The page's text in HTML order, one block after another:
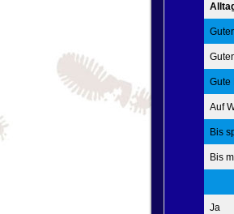
Gute
Auf
Bis
Bis
Ja